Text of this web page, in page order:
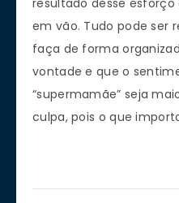
em vão. Tudo pode ser
faça de forma
vontade e que o
“supermamãe” seja
culpa, pois o que